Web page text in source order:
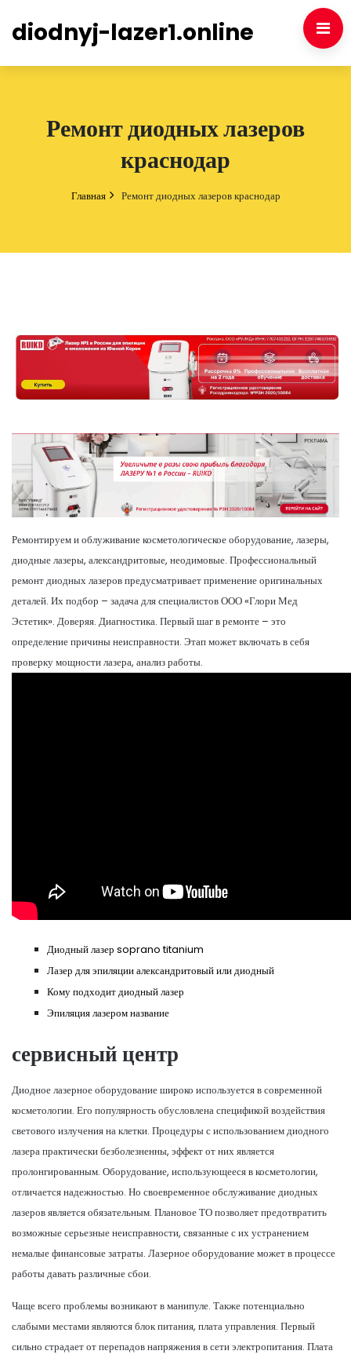
diodnyj-lazer1.online
Ремонт диодных лазеров
краснодар
Главная Ремонт диодных лазеров краснодар
Ремонтируем и облуживание косметологическое оборудование, лазеры,
диодные лазеры, александритовые, неодимовые. Профессиональный
ремонт диодных лазеров предусматривает применение оригинальных
деталей. Их подбор – задача для специалистов ООО «Глори Мед
Эстетик». Доверяя. Диагностика. Первый шаг в ремонте – это
определение причины неисправности. Этап может включать в себя
проверку мощности лазера, анализ работы.
Диодный лазер soprano titanium
Лазер для эпиляции александритовый или диодный
Кому подходит диодный лазер
Эпиляция лазером название
сервисный центр
Диодное лазерное оборудование широко используется в современной
косметологии. Его популярность обусловлена спецификой воздействия
светового излучения на клетки. Процедуры с использованием диодного
лазера практически безболезненны, эффект от них является
пролонгированным. Оборудование, использующееся в косметологии,
отличается надежностью. Но своевременное обслуживание диодных
лазеров является обязательным. Плановое ТО позволяет предотвратить
возможные серьезные неисправности, связанные с их устранением
немалые финансовые затраты. Лазерное оборудование может в процессе
работы давать различные сбои.
Чаще всего проблемы возникают в манипуле. Также потенциально
слабыми местами являются блок питания, плата управления. Первый
сильно страдает от перепадов напряжения в сети электропитания. Плата